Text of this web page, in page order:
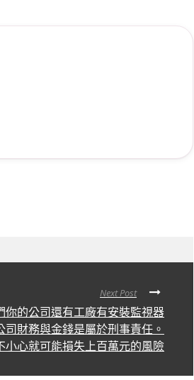
Next Post
你的公司還有工廠有安裝監視器
司財務與金錢是屬於刑事責任。
小心就可能損失上百萬元的風險